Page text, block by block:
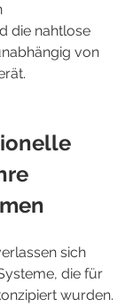
die nahtlose
von
sich
die für
wurden.